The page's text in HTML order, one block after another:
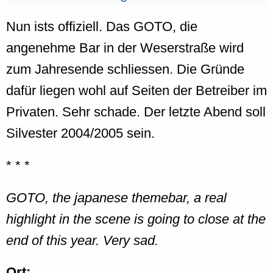
Nun ists offiziell. Das GOTO, die
angenehme Bar in der Weserstraße wird
zum Jahresende schliessen. Die Gründe
dafür liegen wohl auf Seiten der Betreiber im
Privaten. Sehr schade. Der letzte Abend soll
Silvester 2004/2005 sein.
* * *
GOTO, the japanese themebar, a real
highlight in the scene is going to close at the
end of this year. Very sad.